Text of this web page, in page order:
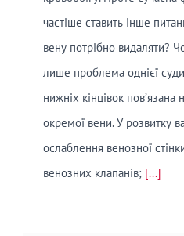
частіше ставить інше
вену потрібно видаляти?
лише проблема однієї
нижніх кінцівок
окремої вени. У розвитку
ослаблення венозної
венозних клапанів; [...]